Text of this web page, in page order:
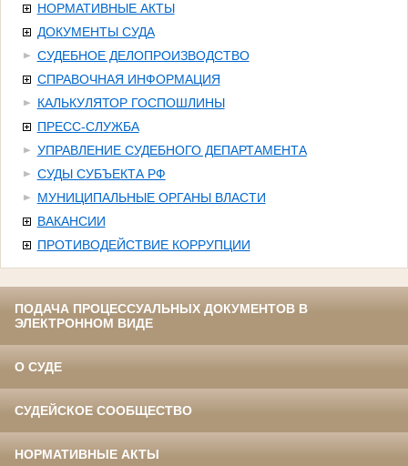
НОРМАТИВНЫЕ АКТЫ
ДОКУМЕНТЫ СУДА
СУДЕБНОЕ ДЕЛОПРОИЗВОДСТВО
СПРАВОЧНАЯ ИНФОРМАЦИЯ
КАЛЬКУЛЯТОР ГОСПОШЛИНЫ
ПРЕСС-СЛУЖБА
УПРАВЛЕНИЕ СУДЕБНОГО ДЕПАРТАМЕНТА
СУДЫ СУБЪЕКТА РФ
МУНИЦИПАЛЬНЫЕ ОРГАНЫ ВЛАСТИ
ВАКАНСИИ
ПРОТИВОДЕЙСТВИЕ КОРРУПЦИИ
ПОДАЧА ПРОЦЕССУАЛЬНЫХ ДОКУМЕНТОВ В
ЭЛЕКТРОННОМ ВИДЕ
О СУДЕ
СУДЕЙСКОЕ СООБЩЕСТВО
НОРМАТИВНЫЕ АКТЫ